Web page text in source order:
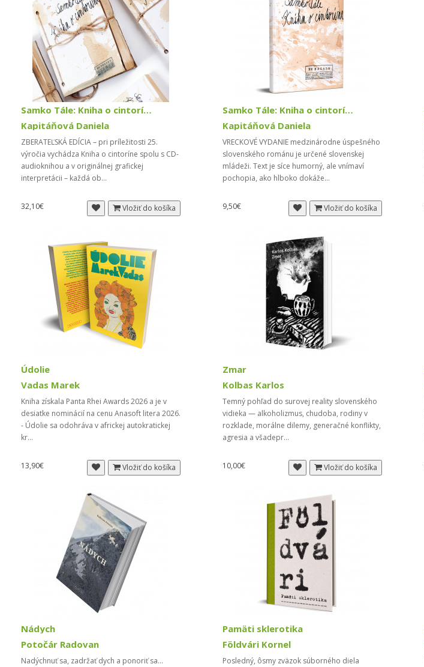
Samko Tále: Kniha o cintoríne (zberateľská edíci...
Kapitáňová Daniela
ZBERATEĽSKÁ EDÍCIA – pri príležitosti 25.
výročia vychádza Kniha o cintoríne spolu s CD-
audioknihou a v originálnej grafickej
interpretácii – každá ob...
32,10€ Vložiť do košíka
Samko Tále: Kniha o cintoríne (vreckové vydanie)
Kapitáňová Daniela
VRECKOVÉ VYDANIE medzinárodne úspešného
slovenského románu je určené slovenskej
mládeži. Text je síce humorný, ale vnímaví
pochopia, ako hlboko dokáže...
9,50€ Vložiť do košíka
Údolie
Vadas Marek
Kniha získala Panta Rhei Awards 2026 a je v
desiatke nominácií na cenu Anasoft litera 2026.
- Údolie sa odohráva v africkej autokratickej
kr...
13,90€ Vložiť do košíka
Zmar
Kolbas Karlos
Temný pohľad do surovej reality slovenského
vidieka — alkoholizmus, chudoba, rodiny v
rozklade, morálne dilemy, generačné konflikty,
agresia a všadepr...
10,00€ Vložiť do košíka
Nádych
Potočár Radovan
Nadýchnuť sa, zadržať dych a ponoriť sa...
Pamäti sklerotika
Földvári Kornel
Posledný, ôsmy zväzok súborného diela